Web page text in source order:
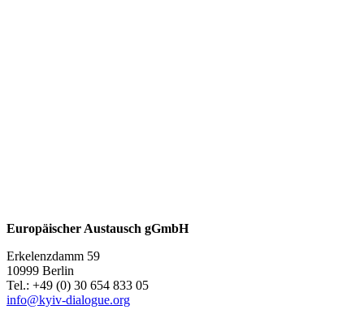
Europäischer Austausch gGmbH
Erkelenzdamm 59
10999 Berlin
Теl.: +49 (0) 30 654 833 05
info@kyiv-dialogue.org